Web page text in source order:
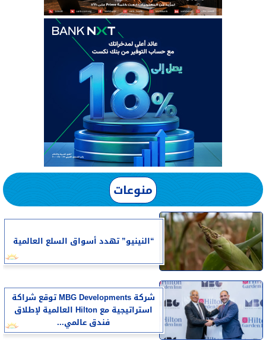
منوعات
“النينيو” تهدد أسواق السلع العالمية
شركة MBG Developments توقع شراكة
استراتيجية مع Hilton العالمية لإطلاق
فندق عالمي...